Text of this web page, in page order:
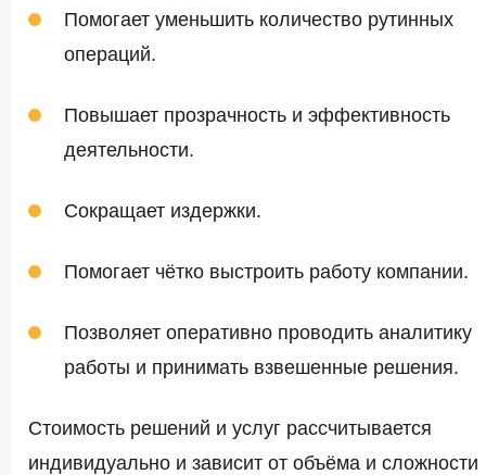
Помогает уменьшить количество рутинных
операций.
Повышает прозрачность и эффективность
деятельности.
Сокращает издержки.
Помогает чётко выстроить работу компании.
Позволяет оперативно проводить аналитику
работы и принимать взвешенные решения.
Стоимость решений и услуг рассчитывается
индивидуально и зависит от объёма и сложности